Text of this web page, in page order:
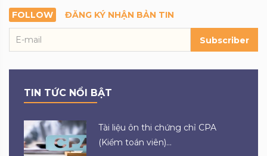
FOLLOW ĐĂNG KÝ NHẬN BẢN TIN
Subscriber
TIN TỨC NỔI BẬT
Tài liệu ôn thi chứng chỉ CPA
(Kiểm toán viên)...